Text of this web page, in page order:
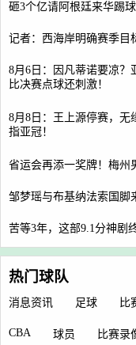
砸3个亿请阿根廷来华踢
记者：西海岸明确赛季目
8月6日：因凡蒂诺要凉？
比决赛点球还刺激！
8月8日：王上源停赛，无
指亚冠！
省运会再添一奖牌！梅州
邹梦瑶与布基纳法索国脚
苦等3年，这部9.1分神剧
热门球队
消息资讯 足球 比
CBA 球员 比赛录